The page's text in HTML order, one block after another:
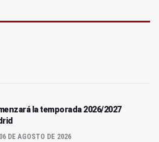
la temporada 2026/2027
DE AGOSTO DE 2026